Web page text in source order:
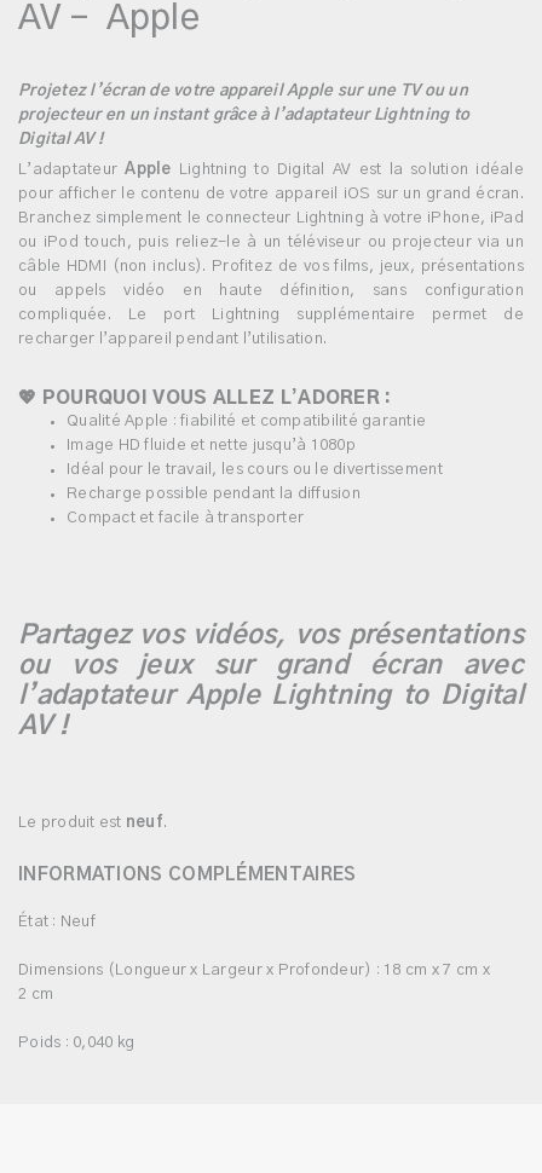
AV – Apple
Projetez l’écran de votre appareil Apple sur une TV ou un
projecteur en un instant grâce à l’adaptateur Lightning to
Digital AV !
L’adaptateurApple Lightning to Digital AV est la solution idéale
pour afficher le contenu de votre appareil iOS sur un grand écran.
Branchez simplement le connecteur Lightning à votre iPhone, iPad
ou iPod touch, puis reliez-le à un téléviseur ou projecteur via un
câble HDMI (non inclus). Profitez de vos films, jeux, présentations
ou appels vidéo en haute définition, sans configuration
compliquée. Le port Lightning supplémentaire permet de
recharger l’appareil pendant l’utilisation.
💖 POURQUOI VOUS ALLEZ L’ADORER :
Qualité Apple : fiabilité et compatibilité garantie
Image HD fluide et nette jusqu’à 1080p
Idéal pour le travail, les cours ou le divertissement
Recharge possible pendant la diffusion
Compact et facile à transporter
Partagez vos vidéos, vos présentations
ou vos jeux sur grand écran avec
l’adaptateur Apple Lightning to Digital
AV !
Le produit est neuf.
INFORMATIONS COMPLÉMENTAIRES
État : Neuf
Dimensions (Longueur x Largeur x Profondeur) : 18 cm x 7 cm x
2 cm
Poids : 0,040 kg